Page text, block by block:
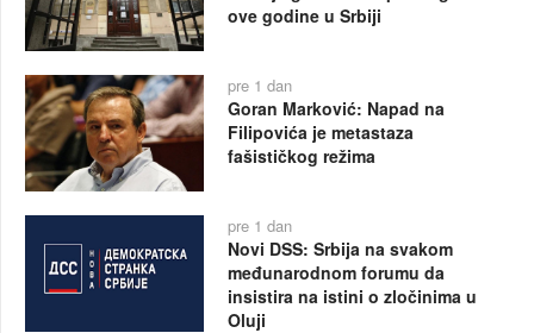
ove godine u Srbiji
pre 1 dan
Goran Marković: Napad na
Filipovića je metastaza
fašističkog režima
pre 1 dan
Novi DSS: Srbija na svakom
međunarodnom forumu da
insistira na istini o zločinima u
Oluji